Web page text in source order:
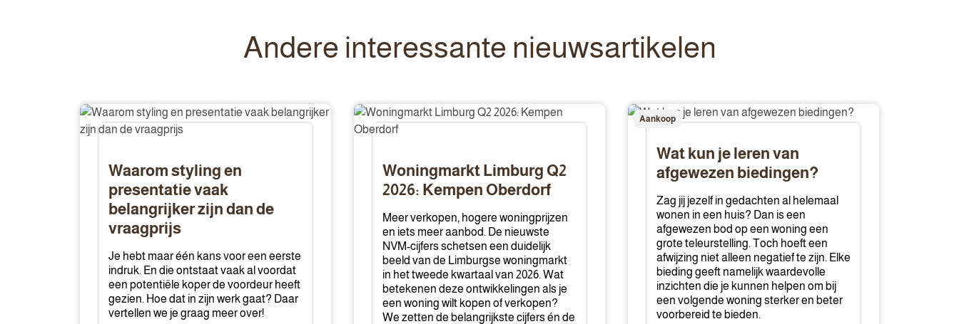
Andere interessante nieuwsartikelen
Waarom
styling
presentatie
belangrijker
vraagprijs
Waarom styling en
presentatie vaak
belangrijker zijn dan de
vraagprijs
Je hebt maar één kans voor een eerste
indruk. En die ontstaat vaak al voordat
een potentiële koper de voordeur heeft
gezien. Hoe dat in zijn werk gaat? Daar
vertellen we je graag meer over!
Woningmarkt
Limburg
Kempen
Oberdorf
Woningmarkt Limburg Q2
2026: Kempen Oberdorf
Meer verkopen, hogere woningprijzen
en iets meer aanbod. De nieuwste
NVM-cijfers schetsen een duidelijk
beeld van de Limburgse woningmarkt
in het tweede kwartaal van 2026. Wat
betekenen deze ontwikkelingen als je
een woning wilt kopen of verkopen?
We zetten de belangrijkste cijfers én de
Wat
afgewezen
biedingen?
Aankoop
Wat kun je leren van
afgewezen biedingen?
Zag jij jezelf in gedachten al helemaal
wonen in een huis? Dan is een
afgewezen bod op een woning een
grote teleurstelling. Toch hoeft een
afwijzing niet alleen negatief te zijn. Elke
bieding geeft namelijk waardevolle
inzichten die je kunnen helpen om bij
een volgende woning sterker en beter
voorbereid te bieden.